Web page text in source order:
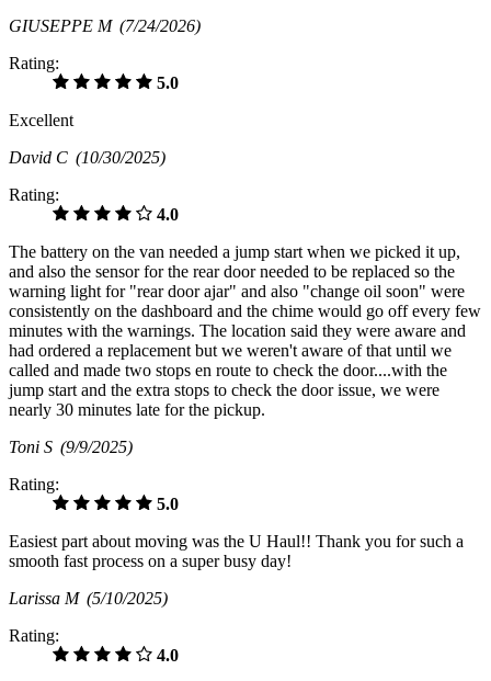
GIUSEPPE M (7/24/2026)
Rating:
5.0
Excellent
David C (10/30/2025)
Rating:
4.0
The battery on the van needed a jump start when we picked it up,
and also the sensor for the rear door needed to be replaced so the
warning light for "rear door ajar" and also "change oil soon" were
consistently on the dashboard and the chime would go off every few
minutes with the warnings. The location said they were aware and
had ordered a replacement but we weren't aware of that until we
called and made two stops en route to check the door....with the
jump start and the extra stops to check the door issue, we were
nearly 30 minutes late for the pickup.
Toni S (9/9/2025)
Rating:
5.0
Easiest part about moving was the U Haul!! Thank you for such a
smooth fast process on a super busy day!
Larissa M (5/10/2025)
Rating:
4.0